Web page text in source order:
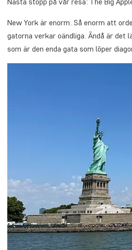
New York är enorm. Så enorm att
gatorna verkar oändliga. Ändå är det
som är den enda gata som löper